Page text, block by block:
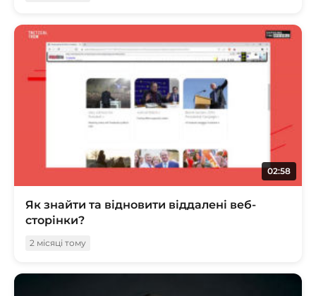
02:58
Як знайти та відновити віддалені веб-
сторінки?
2 місяці тому